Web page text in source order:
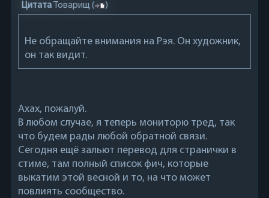
Цитата Товарищ ( )
Не обращайте внимания на Рэя. Он художник,
он так видит.
Ахах, пожалуй.
В любом случае, я теперь мониторю тред, так
что будем рады любой обратной связи.
Сегодня ещё зальют перевод для странички в
стиме, там полный список фич, которые
выкатим этой весной и то, на что может
повлиять сообщество.